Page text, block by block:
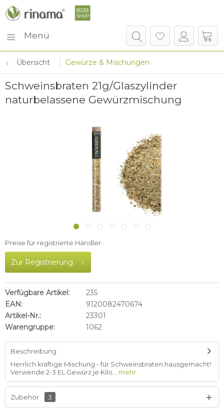
Menü
Übersicht Gewürze & Mischungen
Schweinsbraten 21g/Glaszylinder
naturbelassene Gewürzmischung
Preise für registrierte Händler
Zur Registrierung
Verfügbare Artikel:
235
EAN:
9120082470674
Artikel-Nr.:
23301
Warengruppe:
1062
Beschreibung
Herrlich kräftige Mischung - für Schweinsbraten hausgemacht!
Verwende 2-3 EL Gewürz je Kilo...
mehr
Zubehör 3